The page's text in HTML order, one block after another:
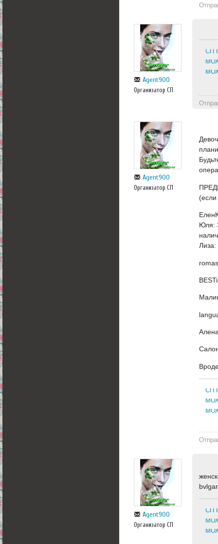
Agent900
Организатор СП
СП
Agent900
Организатор СП
Юля:
Лиза:
СП
Agent900
Организатор СП
СП